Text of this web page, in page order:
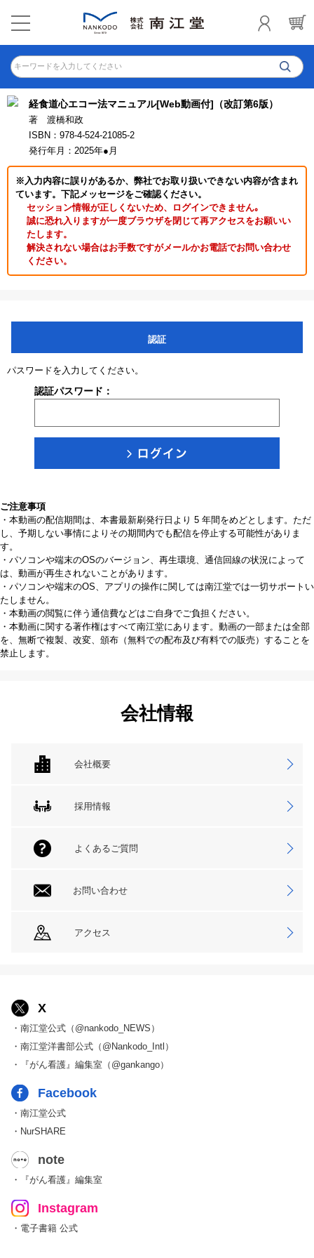
キーワードを入力してください
経食道心エコー法マニュアル[Web動画付]（改訂第6版）
著 渡橋和政
ISBN：978-4-524-21085-2
発行年月：2025年●月
※入力内容に誤りがあるか、弊社でお取り扱いできない内容が含まれ
ています。下記メッセージをご確認ください。
セッション情報が正しくないため、ログインできません｡
誠に恐れ入りますが一度ブラウザを閉じて再アクセスをお願いい
たします。
解決されない場合はお手数ですがメールかお電話でお問い合わせ
ください。
認証
パスワードを入力してください。
認証パスワード：
ご注意事項
・本動画の配信期間は、本書最新刷発行日より 5 年間をめどとします。ただ
し、予期しない事情によりその期間内でも配信を停止する可能性がありま
す。
・パソコンや端末のOSのバージョン、再生環境、通信回線の状況によって
は、動画が再生されないことがあります。
・パソコンや端末のOS、アプリの操作に関しては南江堂では一切サポートい
たしません。
・本動画の閲覧に伴う通信費などはご自身でご負担ください。
・本動画に関する著作権はすべて南江堂にあります。動画の一部または全部
を、無断で複製、改変、頒布（無料での配布及び有料での販売）することを
禁止します。
会社情報
会社概要
採用情報
よくあるご質問
お問い合わせ
アクセス
X
・南江堂公式（@nankodo_NEWS）
・南江堂洋書部公式（@Nankodo_Intl）
・『がん看護』編集室（@gankango）
Facebook
・南江堂公式
・NurSHARE
note
・『がん看護』編集室
Instagram
・電子書籍 公式